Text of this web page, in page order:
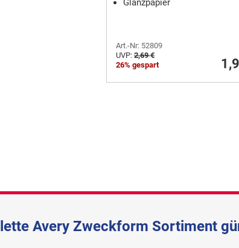
Glanzpapier
Art.-Nr: 52809
UVP: 2,69 €
26% gespart
Avery Zweckform Sortiment